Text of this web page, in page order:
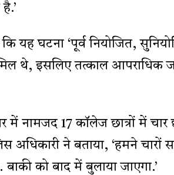
यह घटना ‘पूर्व नियोजित,
थे, इसलिए तत्काल
नामजद 17 कॉलेज छात्रों में चार
अधिकारी ने बताया, ‘हमने चारों
को बाद में बुलाया जाएगा.’